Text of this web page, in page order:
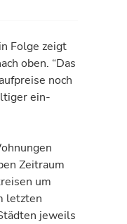
Folge zeigt
oben. “Das
noch
ein­
Zeit­raum
um
letzten
jeweils